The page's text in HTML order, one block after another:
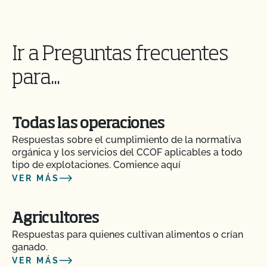
Ir a Preguntas frecuentes
para...
Todas las operaciones
Respuestas sobre el cumplimiento de la normativa
orgánica y los servicios del CCOF aplicables a todo
tipo de explotaciones. Comience aquí
VER MÁS
Agricultores
Respuestas para quienes cultivan alimentos o crían
ganado.
VER MÁS
certificadas. ¿Puedo transferir mi certificación
orgánica a OCal?
¿Debo informar al CCOF si traslado mi operación a
una nueva dirección?
¿Debo notificar al CCOF si ha cambiado la
El personal de certificación del CCOF me ha dicho
que no puede aconsejarme sobre los materiales.
¿Hay ayuda disponible?